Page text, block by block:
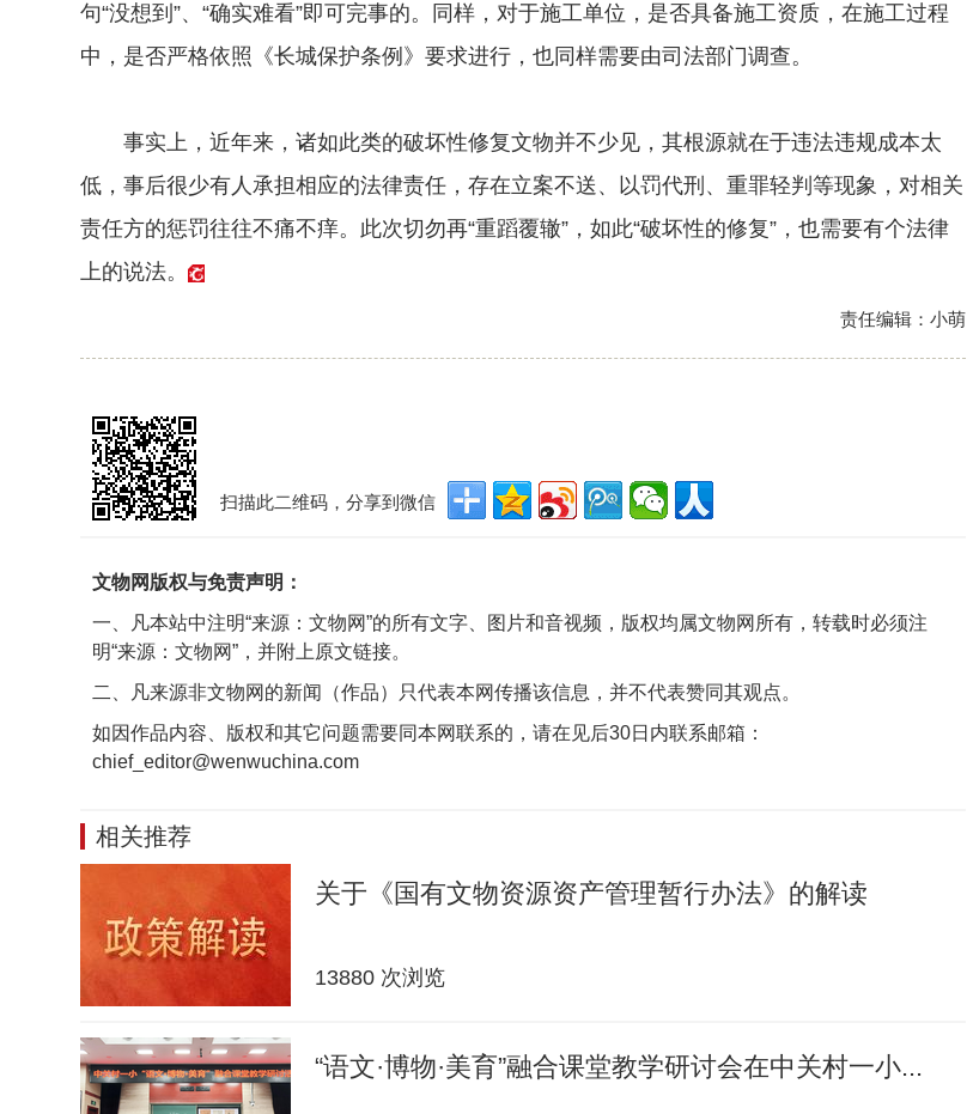
句“没想到”、“确实难看”即可完事的。同样，对于施工单位，是否具备施工资质，在施工过程
中，是否严格依照《长城保护条例》要求进行，也同样需要由司法部门调查。
事实上，近年来，诸如此类的破坏性修复文物并不少见，其根源就在于违法违规成本太
低，事后很少有人承担相应的法律责任，存在立案不送、以罚代刑、重罪轻判等现象，对相关
责任方的惩罚往往不痛不痒。此次切勿再“重蹈覆辙”，如此“破坏性的修复”，也需要有个法律
上的说法。
责任编辑：小萌
扫描此二维码，分享到微信
文物网版权与免责声明：
一、凡本站中注明“来源：文物网”的所有文字、图片和音视频，版权均属文物网所有，转载时必须注
明“来源：文物网”，并附上原文链接。
二、凡来源非文物网的新闻（作品）只代表本网传播该信息，并不代表赞同其观点。
如因作品内容、版权和其它问题需要同本网联系的，请在见后30日内联系邮箱：
chief_editor@wenwuchina.com
相关推荐
关于《国有文物资源资产管理暂行办法》的解读
13880 次浏览
“语文·博物·美育”融合课堂教学研讨会在中关村一小...